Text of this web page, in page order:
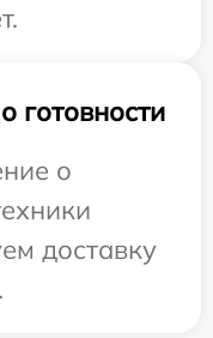
готовности
о
доставку